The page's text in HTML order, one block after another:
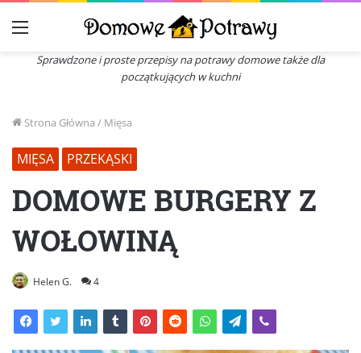
Menu
Sprawdzone i proste przepisy na potrawy domowe także dla
początkujących w kuchni
Strona Główna / Mięsa
MIĘSA PRZEKĄSKI
DOMOWE BURGERY Z
WOŁOWINĄ
Helen G. 4